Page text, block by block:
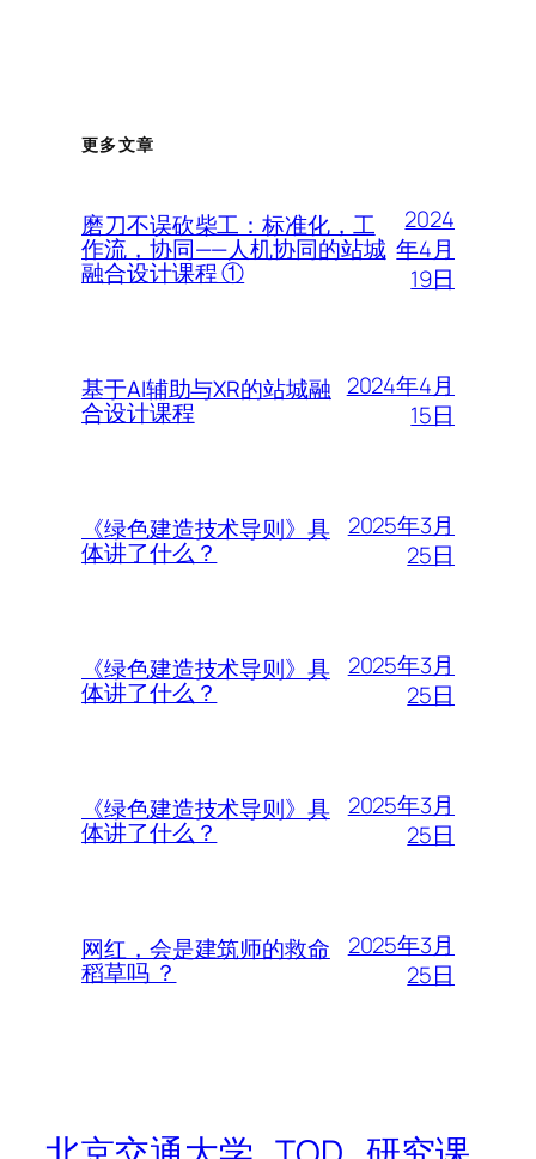
更多文章
磨刀不误砍柴工：标准化，工
作流，协同——人机协同的站城
融合设计课程 ①
2024
年4月
19日
基于AI辅助与XR的站城融
合设计课程
2024年4月
15日
《绿色建造技术导则》具
体讲了什么？
2025年3月
25日
《绿色建造技术导则》具
体讲了什么？
2025年3月
25日
《绿色建造技术导则》具
体讲了什么？
2025年3月
25日
网红，会是建筑师的救命
稻草吗 ？
2025年3月
25日